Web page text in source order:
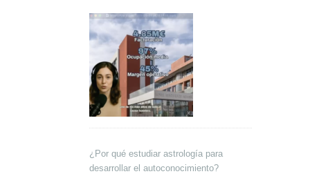
¿Por qué estudiar astrología para
desarrollar el autoconocimiento?